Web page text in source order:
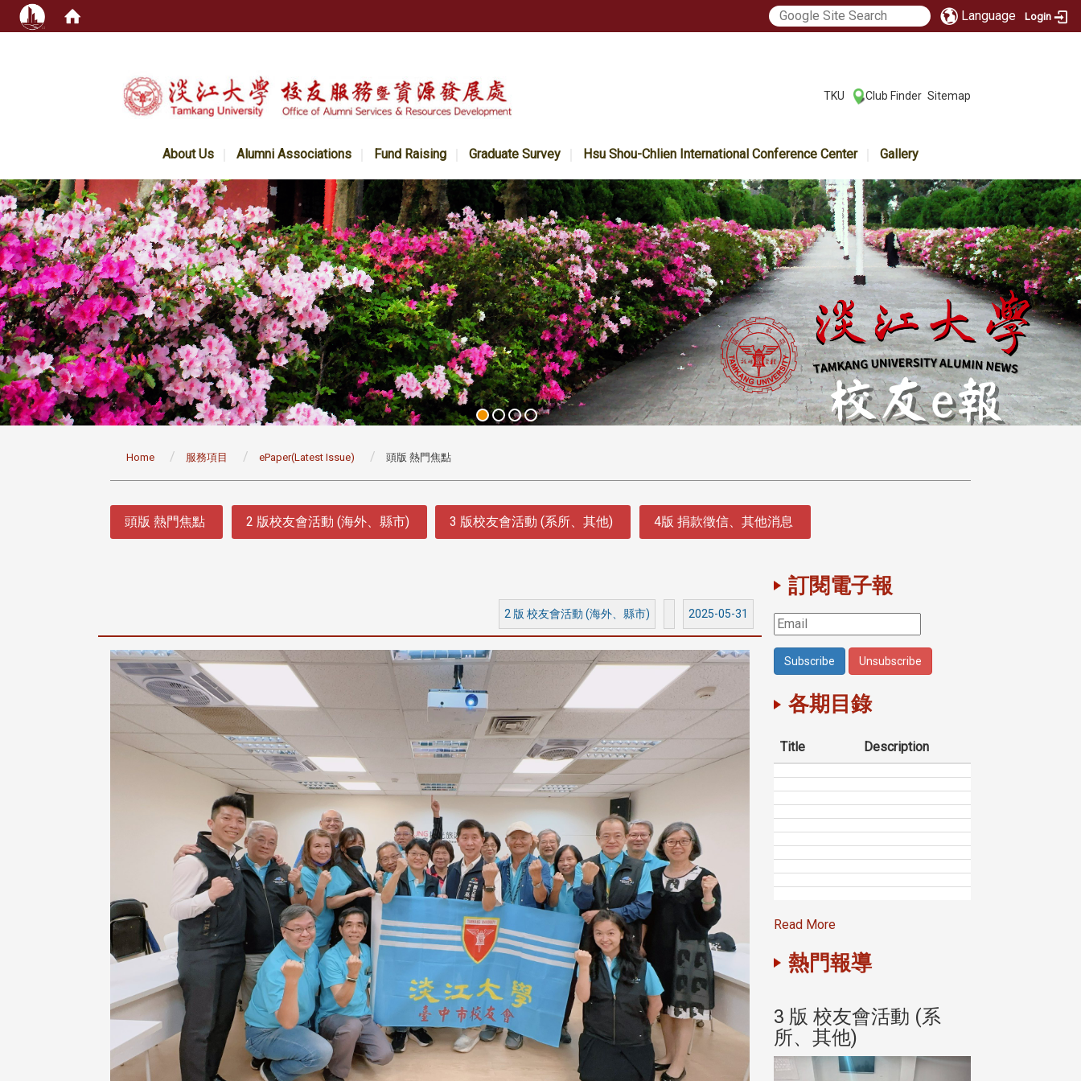
Language Login
TKU Club Finder Sitemap
About Us Alumni Associations Fund Raising Graduate Survey Hsu Shou-Chlien International Conference Center Gallery
Home 服務項目 ePaper(Latest Issue) 頭版 熱門焦點
頭版 熱門焦點 2 版校友會活動 (海外、縣市) 3 版校友會活動 (系所、其他) 4版 捐款徵信、其他消息
2 版 校友會活動 (海外、縣市) 2025-05-31
訂閱電子報
各期目錄
Title Description
Read More
熱門報導
3 版 校友會活動 (系
所、其他)
3 版 校友會活動 (系
所、其他)
3 版 校友會活動 (系
所、其他)